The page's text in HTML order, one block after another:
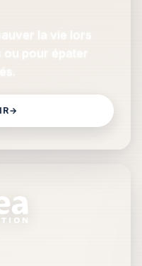
la vie lors
ou pour épater
→